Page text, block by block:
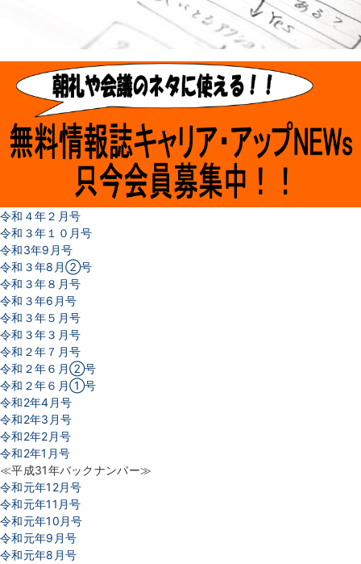
令和４年２月号
令和３年１０月号
令和3年9月号
令和３年8月②号
令和３年８月号
令和３年6月号
令和３年５月号
令和３年３月号
令和２年７月号
令和２年６月②号
令和２年６月①号
令和2年4月号
令和2年3月号
令和2年2月号
令和2年1月号
≪平成31年バックナンバー≫
令和元年12月号
令和元年11月号
令和元年10月号
令和元年9月号
令和元年8月号